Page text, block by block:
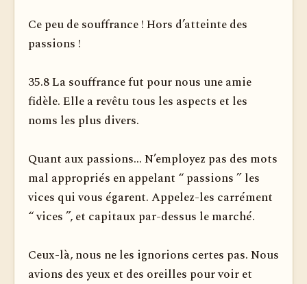
Ce peu de souffrance ! Hors d’atteinte des
passions !
35.8 La souffrance fut pour nous une amie
fidèle. Elle a revêtu tous les aspects et les
noms les plus divers.
Quant aux passions... N’employez pas des mots
mal appropriés en appelant “ passions ” les
vices qui vous égarent. Appelez-les carrément
“ vices ”, et capitaux par-dessus le marché.
Ceux-là, nous ne les ignorions certes pas. Nous
avions des yeux et des oreilles pour voir et